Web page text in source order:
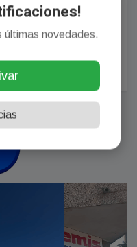
con Jim
de novio con su
últimas novedades.